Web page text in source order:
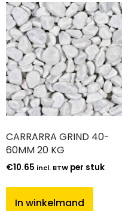
CARRARRA GRIND 40-
60MM 20 KG
€10.65 incl. BTW per stuk
In winkelmand